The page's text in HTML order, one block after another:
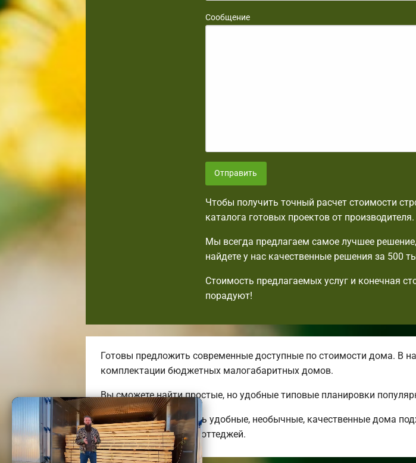
Сообщение
Отправить
Чтобы получить точный расчет стоимости
каталога готовых проектов от производителя.
Мы всегда предлагаем самое лучшее
найдете у нас качественные решения за 500
Стоимость предлагаемых услуг и конечная
порадуют!
Готовы предложить современные доступные по стоимости дома. В
комплектации бюджетных малогабаритных домов.
Вы сможете найти простые, но удобные типовые планировки
Мы можем предложить удобные, необычные, качественные дома
энергоэффективных коттеджей.